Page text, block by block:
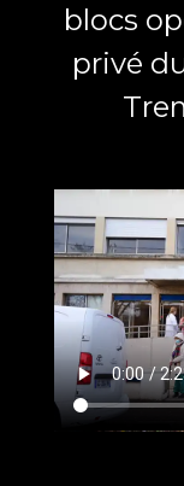
blocs
privé